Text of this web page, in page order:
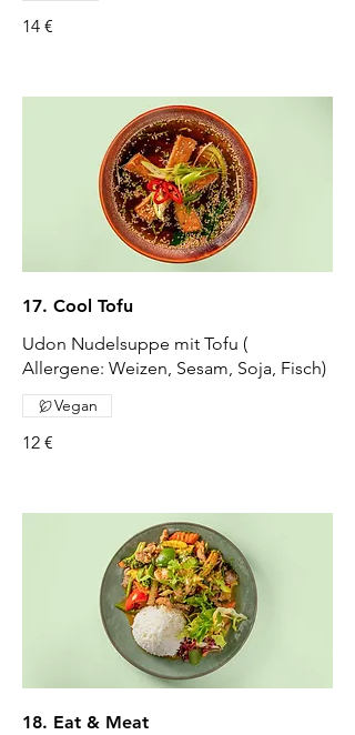
14 €
17. Cool Tofu
Udon Nudelsuppe mit Tofu (
Allergene: Weizen, Sesam, Soja, Fisch)
12 €
Vegan
18. Eat & Meat